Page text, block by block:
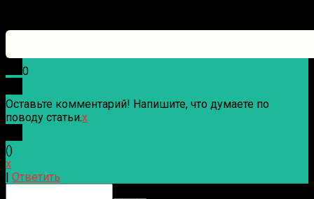
0
Оставьте комментарий! Напишите, что думаете по
поводу статьи.x
()
x
Ответить